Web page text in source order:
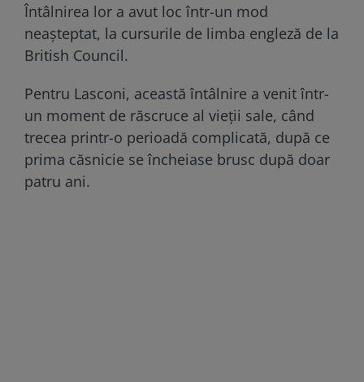
Întâlnirea lor a avut loc într-un mod
neașteptat, la cursurile de limba engleză de la
British Council.
Pentru Lasconi, această întâlnire a venit într-
un moment de răscruce al vieții sale, când
trecea printr-o perioadă complicată, după ce
prima căsnicie se încheiase brusc după doar
patru ani.